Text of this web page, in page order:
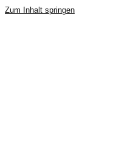
Zum Inhalt springen